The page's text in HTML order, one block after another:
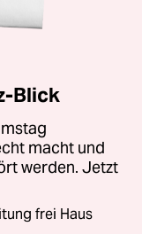
Blick
macht und
werden. Jetzt
frei Haus